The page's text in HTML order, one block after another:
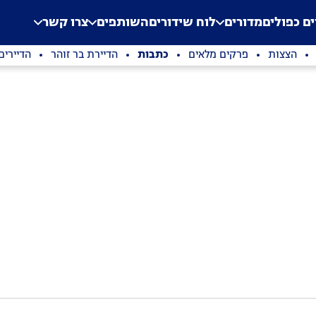
Application error: a
. כפוליםמדורים לוח שידוריםהשותפים צרו קשר
הצצות פרקים מלאים כתבות הדיירת בר זוהר